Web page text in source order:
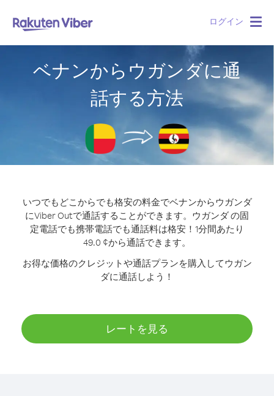
ログイン
ベナンからウガンダに通
話する方法
いつでもどこからでも格安の料金でベナンからウガンダ
にViber Outで通話することができます。 ウガンダ の固
定電話でも携帯電話でも通話料は格安！1分間あたり
49.0 ¢から通話できます。
お得な価格のクレジットや通話プランを購入してウガン
ダに通話しよう！
レートを見る